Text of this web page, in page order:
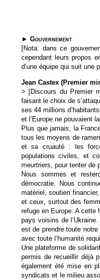
► Gouvernement
[Nota: dans ce
cependant leurs propos
d’une équipe qui suit une
Jean Castex (Premier
> [Discours du Premier
faisant le choix de
ses 44 millions
et l’Europe ne pouvaient
Plus que jamais, la
tous les moyens de
et sa cruauté : les
populations civiles, et
meurtriers, pour tenter de
Nous sommes et
démocratie. Nous
matériel, soutien
et ceux, surtout des
refuge en Europe. A cette
pays voisins de
est de prendre toute
avec toute l’humanité
Une plateforme de
permis de recueillir déjà
également été mise en
syndicats et le milieu